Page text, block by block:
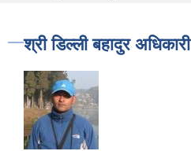
श्री डिल्ली बहादुर अधिकारी